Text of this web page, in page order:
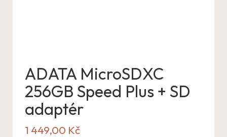
ADATA MicroSDXC
256GB Speed Plus + SD
adaptér
1 449,00 Kč